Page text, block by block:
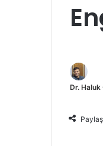
Dr. Haluk
Paylaş